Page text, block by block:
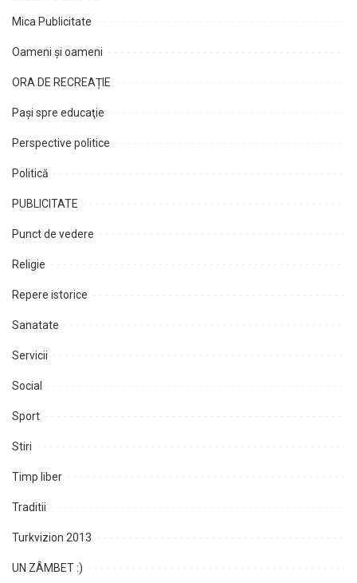
Mica Publicitate
Oameni şi oameni
ORA DE RECREAȚIE
Paşi spre educaţie
Perspective politice
Politică
PUBLICITATE
Punct de vedere
Religie
Repere istorice
Sanatate
Servicii
Social
Sport
Stiri
Timp liber
Traditii
Turkvizion 2013
UN ZÂMBET :)